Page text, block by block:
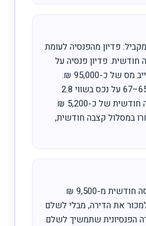
פדיון מהפנסיה לעומת
פדיון פנסיה על
250,000 ₪ — היה מחייב מס של כ-95,000 ₪.
משכנתא הפוכה בגיל 65–67 על נכס בשווי 2.8
מיליון — אפשרה קצבה חודשית של כ-5,200 ₪
שנה. בחרו במסלול קצבה חודשית,
רחל ויוסף הגדילו הכנסה חודשית מ-9,500 ₪
למכור את הדירה, מבלי לשלם
הפנסיונית שתמשיך לשלם